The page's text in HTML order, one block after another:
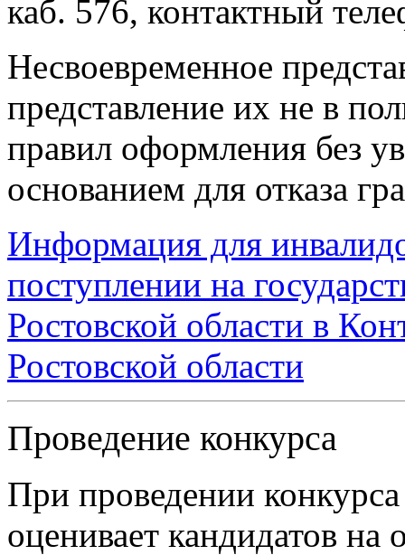
каб. 576, контактный
Несвоевременное
представление их не в
правил оформления без
основанием для отказа
Информация для
поступлении на
Ростовской области в
Ростовской области
Проведение конкурса
При проведении
оценивает кандидатов